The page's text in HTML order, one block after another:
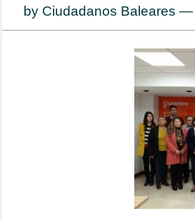
by Ciudadanos Baleares —